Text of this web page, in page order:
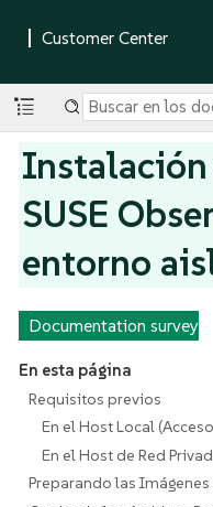
SUSE
entorno
Documentation survey
En esta página
Requisitos previos
En el Host Local
En el Host de Red
Preparando las